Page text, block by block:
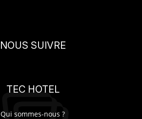
NOUS SUIVRE
TEC HOTEL
Qui sommes-nous ?